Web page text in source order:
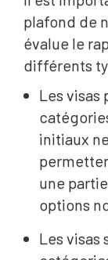
plafond de
évalue le
différents
Les visas
initiaux
une
options
Les visas